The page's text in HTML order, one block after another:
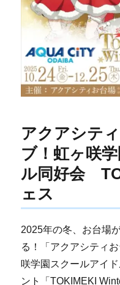
アクアシテ
ブ！虹ヶ咲
ル同好会
ェス
2025年の冬、お台場
る！「アクアシティ
咲学園スクールアイ
ント「TOKIMEKI